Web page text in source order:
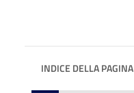
INDICE DELLA PAGINA